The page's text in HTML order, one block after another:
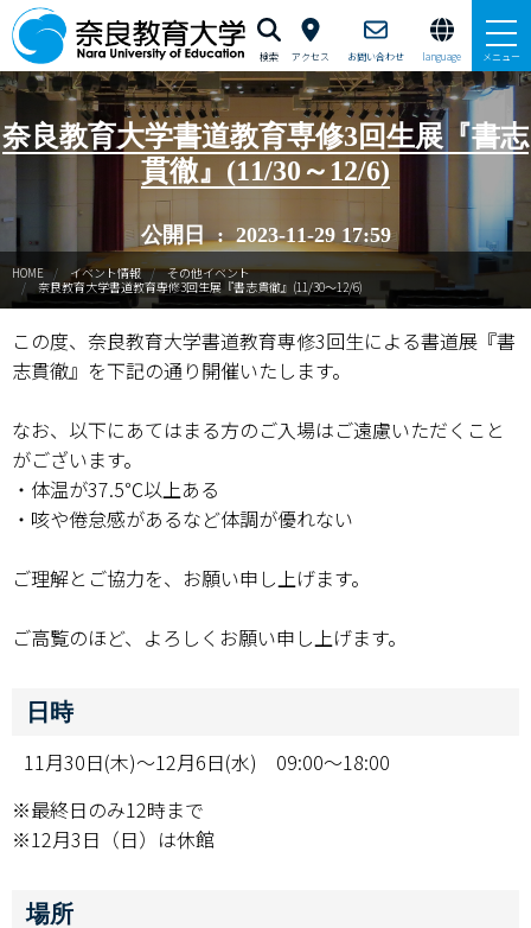
検索 アクセス お問い合わせ language メニュー
本学で学びたい方へ
在学生の方へ
卒業生・修了生の方、現職教員の方へ
自治体・企業の方へ
一般・地域の方へ
大学紹介
入試情報
学部・大学院
進路・就職
国際交流・留学
産官学連携
奈良教育大学書道教育専修3回生展『書志
貫徹』(11/30～12/6)
公開日 : 2023-11-29 17:59
HOME イベント情報
その他イベント
奈良教育大学書道教育専修3回生展『書志貫徹』(11/30～12/6)
この度、奈良教育大学書道教育専修3回生による書道展『書
志貫徹』を下記の通り開催いたします。
なお、以下にあてはまる方のご入場はご遠慮いただくこと
がございます。
・体温が37.5℃以上ある
・咳や倦怠感があるなど体調が優れない
ご理解とご協力を、お願い申し上げます。
ご高覧のほど、よろしくお願い申し上げます。
日時
11月30日(木)〜12月6日(水) 09:00～18:00
※最終日のみ12時まで
※12月3日（日）は休館
場所